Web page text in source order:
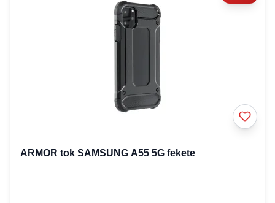
ARMOR tok SAMSUNG A55 5G fekete